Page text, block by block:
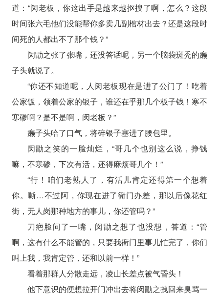
道：“闵老板，你这出手是越来越抠搜了啊，怎么？这段
时间张六毛他们没能帮你多卖几副棺材出去？还是这段时
间死的人都出不了那个钱？”
闵勖之张了张嘴，还没答话呢，另一个脑袋斑秃的癞
子头就说了。
“你还不知道呢，人闵老板现在是进了公门了！吃着
公家饭，领着公家的银子，谁还在乎那几个板子钱！寒不
寒碜啊？是不是啊，闵老板？”
癞子头哈了口气，将碎银子塞进了腰包里。
闵勖之笑的一脸灿烂，“哥几个也别这么说，挣钱
嘛，不寒碜，下次有活，还得麻烦哥几个！”
“行！咱们老熟人了，有活儿肯定还得第一个想着
你。嘶…不过阿，你现在进了衙门办差，那以后像花红
街，无人岗那种地方的事儿，你还管吗？”
刀疤脸问了一嘴，闵勖之想了也没想，答道：“管
啊，这有什么不能管的，只要我衙门里事儿忙完了，你们
叫上我，我肯定管，还和以前一样！”
看着那群人分散走远，凌山长差点被气昏头！
他下意识的便想拉开门冲出去将闵勖之拽回来臭骂一